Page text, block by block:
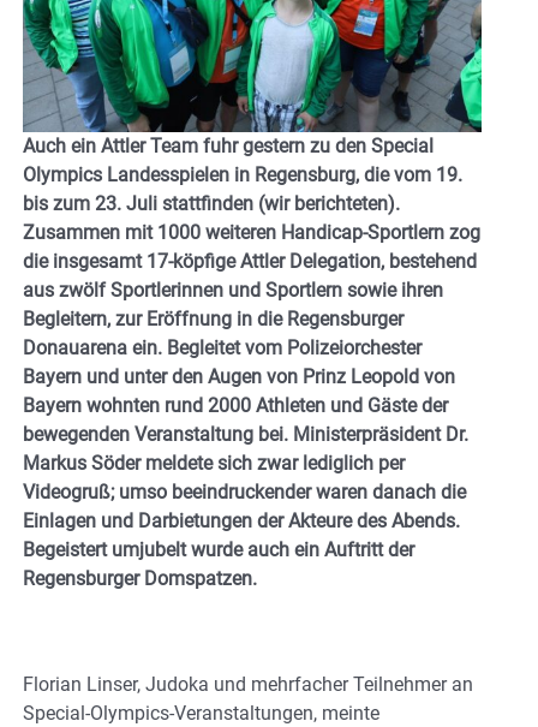
Auch ein Attler Team fuhr gestern zu den Special
Olympics Landesspielen in Regensburg, die vom 19.
bis zum 23. Juli stattfinden (wir berichteten).
Zusammen mit 1000 weiteren Handicap-Sportlern zog
die insgesamt 17-köpfige Attler Delegation, bestehend
aus zwölf Sportlerinnen und Sportlern sowie ihren
Begleitern, zur Eröffnung in die Regensburger
Donauarena ein. Begleitet vom Polizeiorchester
Bayern und unter den Augen von Prinz Leopold von
Bayern wohnten rund 2000 Athleten und Gäste der
bewegenden Veranstaltung bei. Ministerpräsident Dr.
Markus Söder meldete sich zwar lediglich per
Videogruß; umso beeindruckender waren danach die
Einlagen und Darbietungen der Akteure des Abends.
Begeistert umjubelt wurde auch ein Auftritt der
Regensburger Domspatzen.
Florian Linser, Judoka und mehrfacher Teilnehmer an
Special-Olympics-Veranstaltungen, meinte